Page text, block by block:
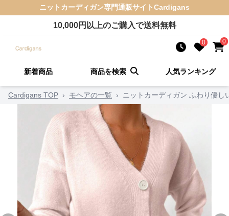
ニットカーディガン専門通販サイトCardigans
10,000円以上のご購入で送料無料
0 0
新着商品 商品を検索 人気ランキング
Cardigans TOP › モヘアの一覧 › ニットカーディガン ふわり優し